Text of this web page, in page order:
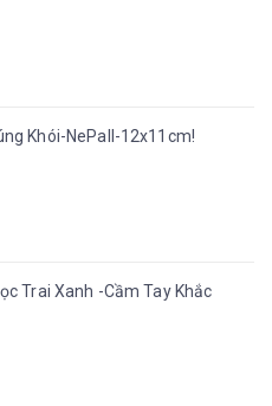
Khói-NePall-12x11cm!
Trai Xanh -Cầm Tay Khắc